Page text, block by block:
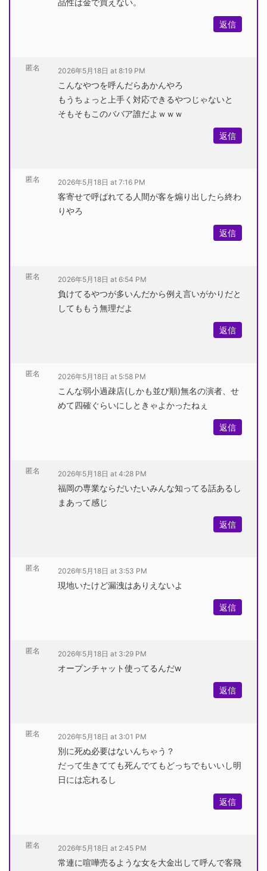
品性は金で買えない。
返信
匿名 2026年5月18日 at 8:19 PM
こんなやつを呼んだらあかんやろ
もうちょっと上手く対応できるやつじゃないと
そもそもこのババア誰だよｗｗｗ
返信
匿名 2026年5月18日 at 7:16 PM
客寄せで呼ばれてる人間が客を煽り出したら終わ
りやろ
返信
匿名 2026年5月18日 at 6:54 PM
負けてるやつが多いんだから例え言いがかりだと
してももう無理だよ
返信
匿名 2026年5月18日 at 5:58 PM
こんな弱小過疎店(しかも並び順)無名の演者、せ
めて四確ぐらいにしときゃよかったねぇ
返信
匿名 2026年5月18日 at 4:28 PM
福岡の専業ならだいたいみんな知ってる話あるし
まあって感じ
返信
匿名 2026年5月18日 at 3:53 PM
現地いたけど漏洩はありえないよ
返信
匿名 2026年5月18日 at 3:29 PM
オープンチャット使ってるんだw
返信
匿名 2026年5月18日 at 3:01 PM
別に死ぬ必要はないんちゃう？
だって生きてても死んでてもどっちでもいいし明
日には忘れるし
返信
匿名 2026年5月18日 at 2:45 PM
常連に喧嘩売るような女を大金出して呼んで客飛